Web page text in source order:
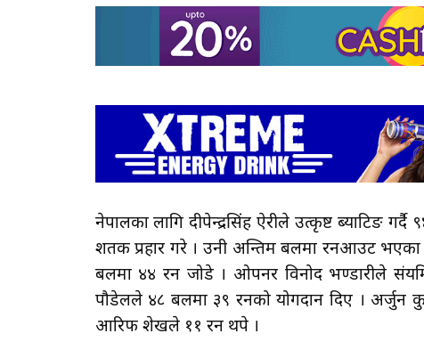
नेपालका लागि दीपेन्द्रसिंह ऐरीले उत्कृष्ट ब्याटिङ
शतक प्रहार गरे । उनी अन्तिम बलमा रनआउट
बलमा ४४ रन जोडे । ओपनर विनोद भण्डारीले
पौडेलले ४८ बलमा ३९ रनको योगदान दिए । अर्जुन
आरिफ शेखले ११ रन थपे ।